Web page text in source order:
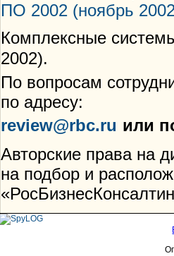
ПО 2002 (ноябрь
Комплексные
2002).
По вопросам
по адресу:
review@rbc.ru или
Авторские права на
на подбор и